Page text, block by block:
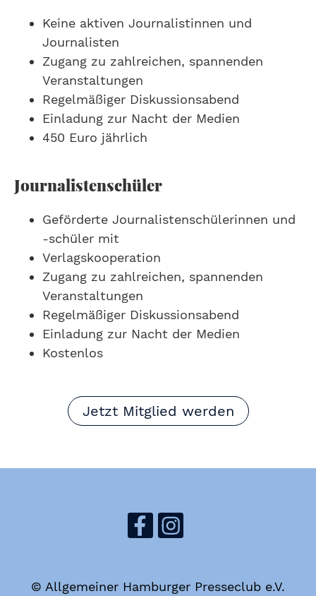
Keine aktiven Journalistinnen und
Journalisten
Zugang zu zahlreichen, spannenden
Veranstaltungen
Regelmäßiger Diskussionsabend
Einladung zur Nacht der Medien
450 Euro jährlich
Journalistenschüler
Geförderte Journalistenschülerinnen und
-schüler mit
Verlagskooperation
Zugang zu zahlreichen, spannenden
Veranstaltungen
Regelmäßiger Diskussionsabend
Einladung zur Nacht der Medien
Kostenlos
Jetzt Mitglied werden
© Allgemeiner Hamburger Presseclub e.V.